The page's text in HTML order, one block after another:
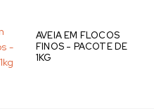
AVEIA EM FLOCOS
FINOS - PACOTE DE
1KG